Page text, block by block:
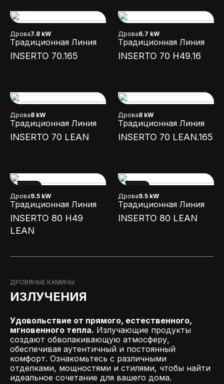
Дрова7.8 kW
Традиционная Линия
INSERTO 70.165
Дрова6.7 kW
Традиционная Линия
INSERTO 70 H49.16
Дрова8 kW
Традиционная Линия
INSERTO 70 LEAN
Дрова8 kW
Традиционная Линия
INSERTO 70 LEAN.165
Дрова9.5 kW
Традиционная Линия
INSERTO 80 H49
LEAN
Дрова9.5 kW
Традиционная Линия
INSERTO 80 LEAN
ДРОВЯНЫЕ КАМИНЫ
ИЗЛУЧЕНИЯ
Удовольствие от прямого, естественного,
мгновенного тепла. Излучающие продукты
создают обволакивающую атмосферу,
обеспечивая аутентичный и постоянный
комфорт. Ознакомьтесь с различными
отделками, мощностями и стилями, чтобы найти
идеальное сочетание для вашего дома.